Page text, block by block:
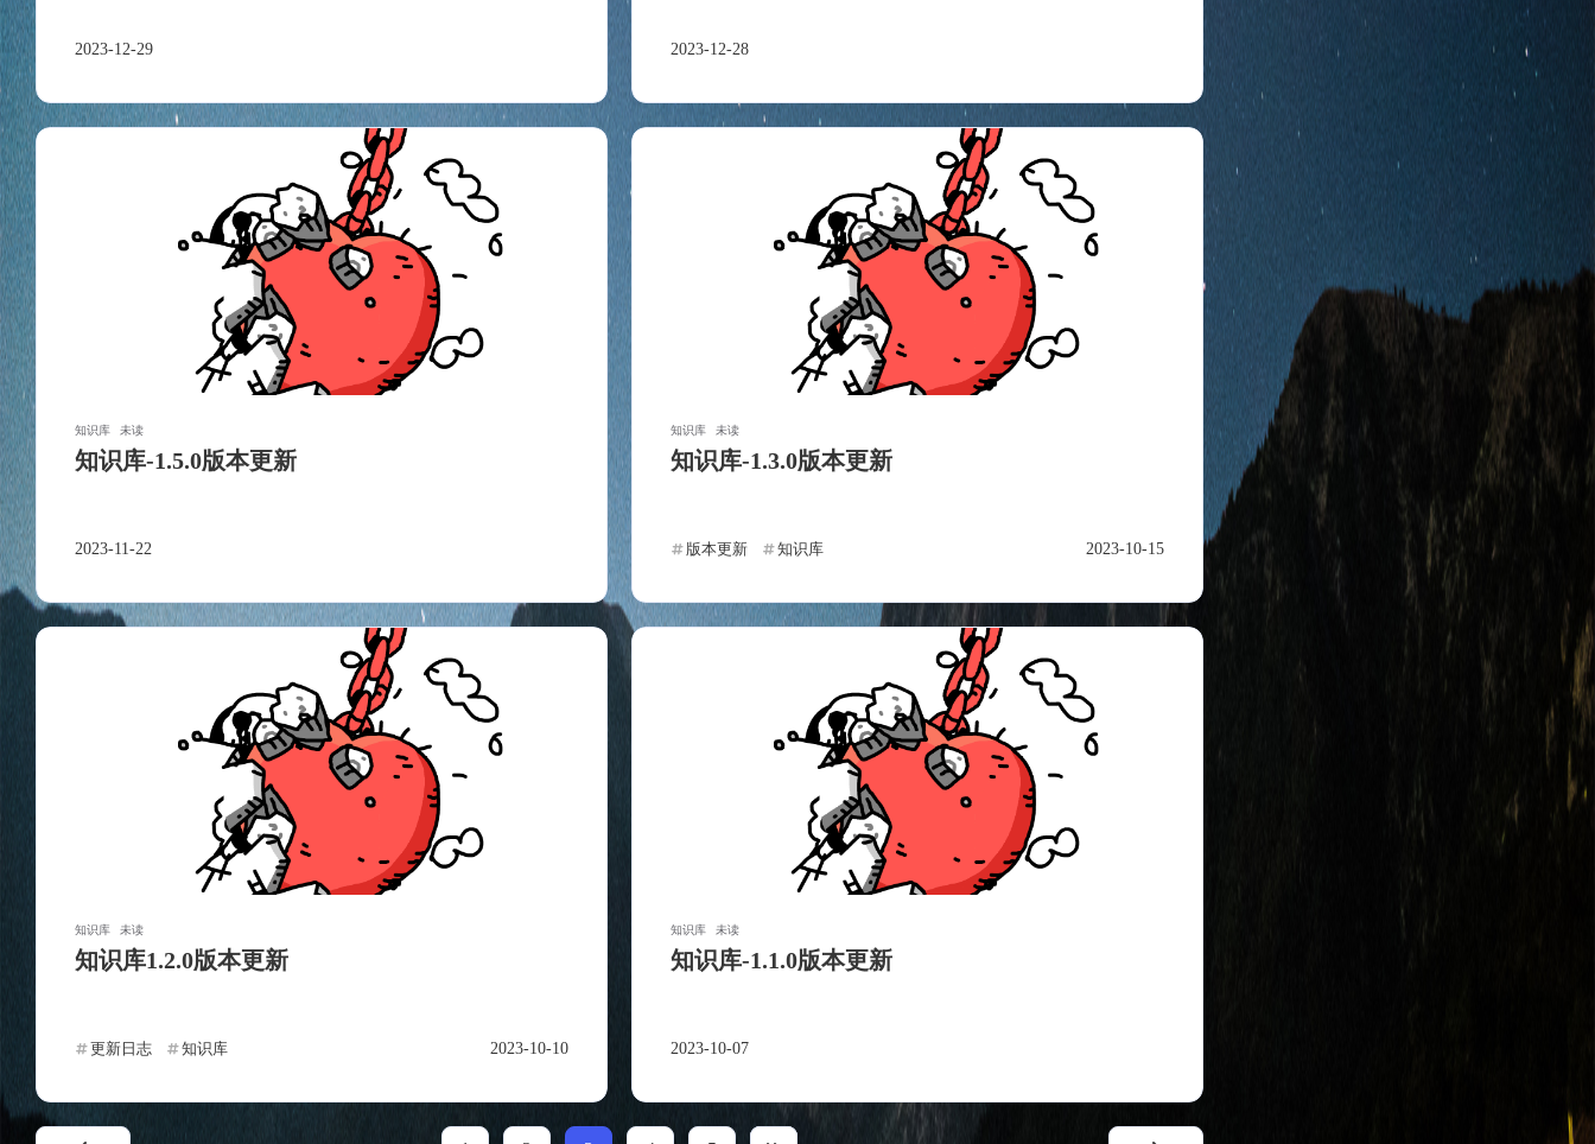
1篇
十一月 2023 十月 2023 八月 2023
3
十二月 2021
1 篇
2023-12-29 2023-12-28
知识库 未读
知识库-1.5.0版本更新
2023-11-22
知识库 未读
知识库-1.3.0版本更新
版本更新 知识库 2023-10-15
知识库 未读
知识库1.2.0版本更新
更新日志 知识库 2023-10-10
知识库 未读
知识库-1.1.0版本更新
2023-10-07